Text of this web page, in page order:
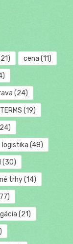
cena (11)
(24)
(19)
logistika (48)
(30)
trhy(14)
(21)